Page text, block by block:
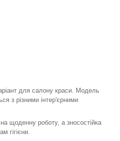
для салону краси. Модель
з різними інтер'єрними
щоденну роботу, а зносостійка
гігієни.